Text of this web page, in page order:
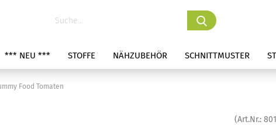
*** NEU *** STOFFE NÄHZUBEHÖR SCHNITTMUSTER
Food Tomaten
(Art.Nr.: